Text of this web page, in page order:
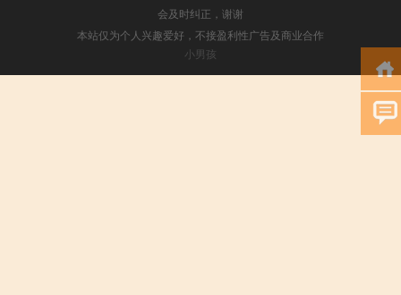
会及时纠正，谢谢
本站仅为个人兴趣爱好，不接盈利性广告及商业合作
小男孩